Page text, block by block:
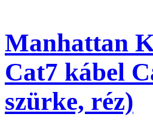
Manhattan
Cat7 kábel
szürke, réz)